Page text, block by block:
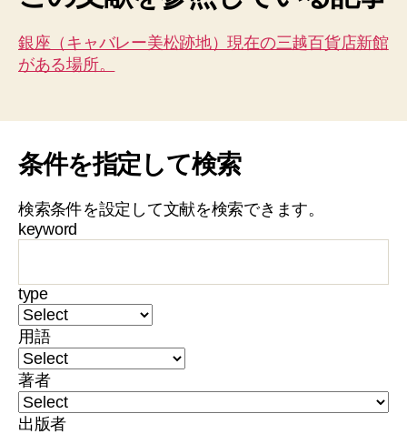
銀座（キャバレー美松跡地）現在の三越百貨店新館
がある場所。
条件を指定して検索
検索条件を設定して文献を検索できます。
keyword
type
用語
著者
出版者